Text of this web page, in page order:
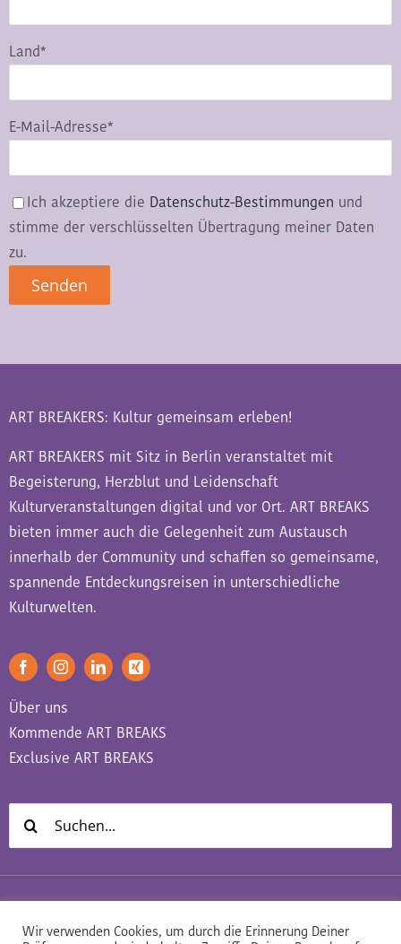
Land*
E-Mail-Adresse*
Ich akzeptiere die Datenschutz-Bestimmungen und
stimme der verschlüsselten Übertragung meiner Daten
zu.
ART BREAKERS: Kultur gemeinsam erleben!
ART BREAKERS mit Sitz in Berlin veranstaltet mit
Begeisterung, Herzblut und Leidenschaft
Kulturveranstaltungen digital und vor Ort. ART BREAKS
bieten immer auch die Gelegenheit zum Austausch
innerhalb der Community und schaffen so gemeinsame,
spannende Entdeckungsreisen in unterschiedliche
Kulturwelten.
Über uns
Kommende ART BREAKS
Exclusive ART BREAKS
Suche
nach:
Datenschutz Impressum AGB
Wir verwenden Cookies, um durch die Erinnerung Deiner